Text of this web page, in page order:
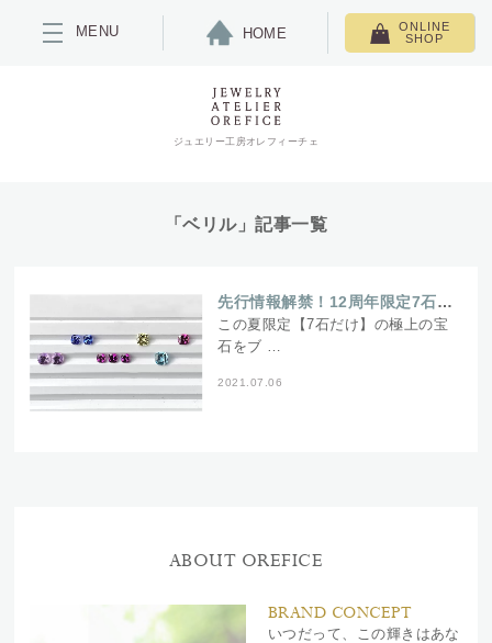
MENU HOME
ONLINE
SHOP
ジュエリー工房オレフィーチェ
「ベリル」記事一覧
先行情報解禁！12周年限定7石の宝石～スタッフの仕入れ奮闘記～
この夏限定【7石だけ】の極上の宝
石をブ …
2021.07.06
ABOUT OREFICE
BRAND CONCEPT
いつだって、この輝きはあな